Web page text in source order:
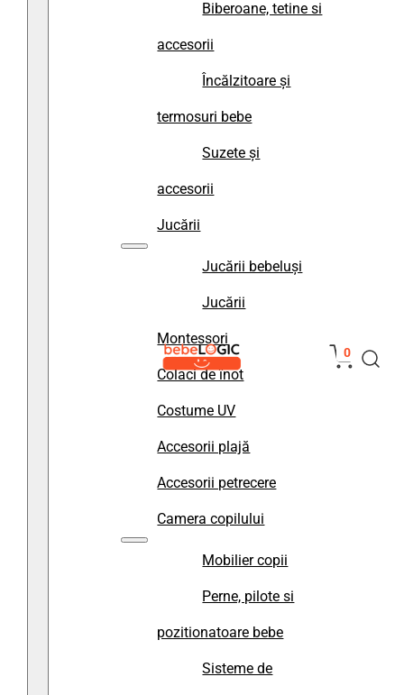
Biberoane, tetine si
accesorii
Încălzitoare și
termosuri bebe
Suzete și
accesorii
Jucării
Jucării bebeluși
Jucării
Montessori
Colaci de înot
Costume UV
Accesorii plajă
Accesorii petrecere
Camera copilului
Mobilier copii
Perne, pilote si
pozitionatoare bebe
Sisteme de
0